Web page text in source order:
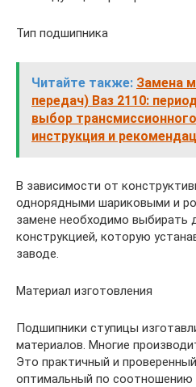
Тип подшипника
Читайте также: Замена
передач) Ваз 2110:
выбор
инструкция и
В зависимости от
однорядными шариковыми и
замене необходимо выбирать
конструкцией, которую
заводе.
Материал изготовления
Подшипники ступицы
материалов. Многие
Это практичный и
оптимальный по соотношению